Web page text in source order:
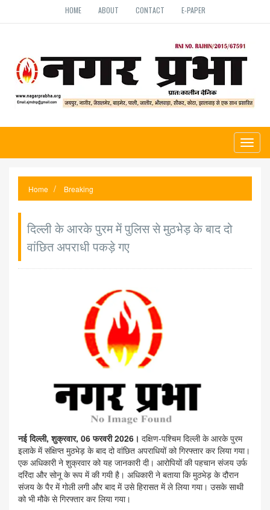
HOME ABOUT CONTACT E-PAPER
Home Breaking
दिल्ली के आरके पुरम में पुलिस से मुठभेड़ के बाद दो
वांछित अपराधी पकड़े गए
नई दिल्ली, शुक्रवार, 06 फरवरी 2026। दक्षिण-पश्चिम दिल्ली के आरके पुरम
इलाके में संक्षिप्त मुठभेड़ के बाद दो वांछित अपराधियों को गिरफ्तार कर लिया गया।
एक अधिकारी ने शुक्रवार को यह जानकारी दी। आरोपियों की पहचान संजय उर्फ
दरिंदा और सोनू के रूप में की गयी है। अधिकारी ने बताया कि मुठभेड़ के दौरान
संजय के पैर में गोली लगी और बाद में उसे हिरासत में ले लिया गया। उसके साथी
को भी मौके से गिरफ्तार कर लिया गया।